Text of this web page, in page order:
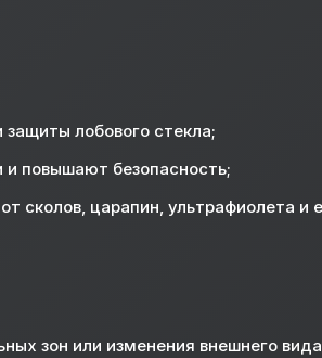
лобового стекла;
повышают безопасность;
сколов, царапин, ультрафиолета и
зон или изменения внешнего